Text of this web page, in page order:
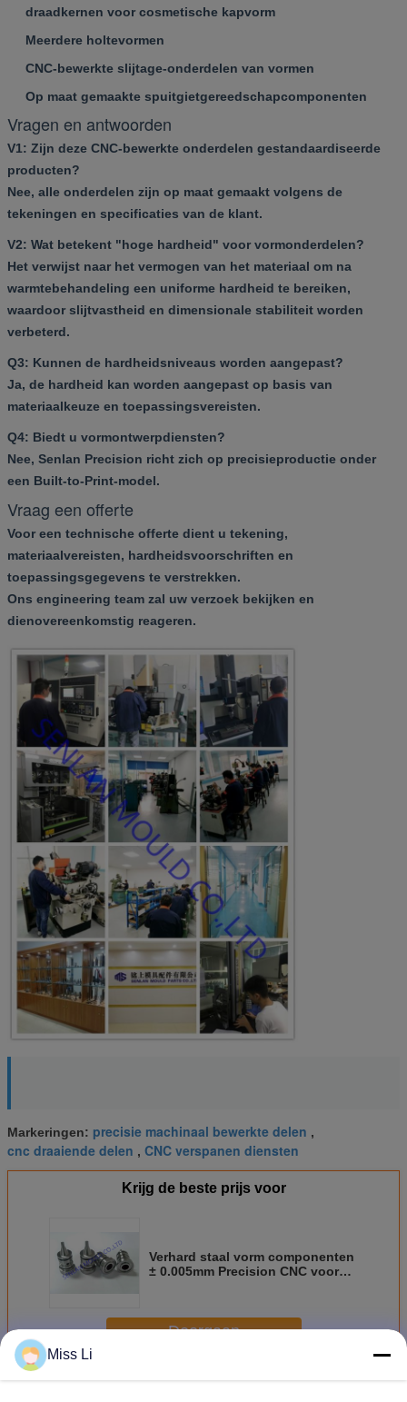
draadkernen voor cosmetische kapvorm
Meerdere holtevormen
CNC-bewerkte slijtage-onderdelen van vormen
Op maat gemaakte spuitgietgereedschapcomponenten
Vragen en antwoorden
V1: Zijn deze CNC-bewerkte onderdelen gestandaardiseerde
producten?
Nee, alle onderdelen zijn op maat gemaakt volgens de
tekeningen en specificaties van de klant.
V2: Wat betekent "hoge hardheid" voor vormonderdelen?
Het verwijst naar het vermogen van het materiaal om na
warmtebehandeling een uniforme hardheid te bereiken,
waardoor slijtvastheid en dimensionale stabiliteit worden
verbeterd.
Q3: Kunnen de hardheidsniveaus worden aangepast?
Ja, de hardheid kan worden aangepast op basis van
materiaalkeuze en toepassingsvereisten.
Q4: Biedt u vormontwerpdiensten?
Nee, Senlan Precision richt zich op precisieproductie onder
een Built-to-Print-model.
Vraag een offerte
Voor een technische offerte dient u tekening,
materiaalvereisten, hardheidsvoorschriften en
toepassingsgegevens te verstrekken.
Ons engineering team zal uw verzoek bekijken en
dienovereenkomstig reageren.
Markeringen: precisie machinaal bewerkte delen ,
cnc draaiende delen , CNC verspanen diensten
Krijg de beste prijs voor
Verhard staal vorm componenten
± 0.005mm Precision CNC voor
Doorgaan
MeerDe Componenten van de precisievorm
Miss Li